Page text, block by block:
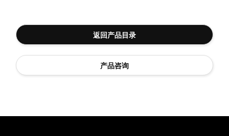
返回产品目录
产品咨询